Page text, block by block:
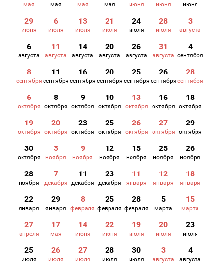
мая мая мая мая июня июня июня
29
июня
6
июля
13
июля
21
июля
24
июля
28
июля
3
августа
6
августа
11
августа
14
августа
20
августа
26
августа
31
августа
4
сентября
8
сентября
11
сентября
16
сентября
20
сентября
25
сентября
26
сентября
28
сентября
6
октября
8
октября
9
октября
10
октября
13
октября
16
октября
18
октября
19
октября
20
октября
23
октября
25
октября
26
октября
27
октября
29
октября
30
октября
3
ноября
9
ноября
12
ноября
15
ноября
25
ноября
26
ноября
28
ноября
7
декабря
11
декабря
23
декабря
11
января
12
января
18
января
22
января
29
января
8
февраля
25
февраля
28
февраля
5
марта
15
марта
27
апреля
17
мая
14
июня
22
июня
19
июля
20
июля
23
июля
25
июля
26
июля
27
июля
28
июля
30
июля
3
августа
4
августа